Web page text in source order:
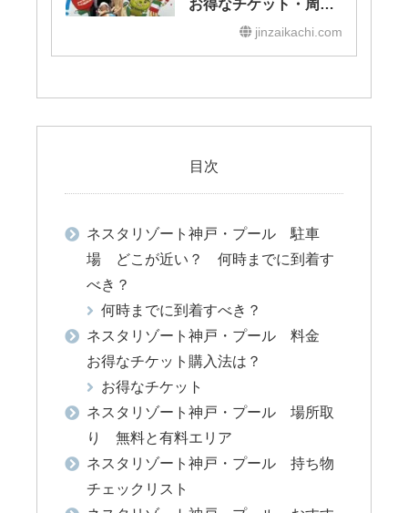
お得なチケット・周辺
グルメを解説！jinzaikachi.com
目次
ネスタリゾート神戸・プール 駐車
場 どこが近い？ 何時までに到着す
べき？
何時までに到着すべき？
ネスタリゾート神戸・プール 料金
お得なチケット購入法は？
お得なチケット
ネスタリゾート神戸・プール 場所取
り 無料と有料エリア
ネスタリゾート神戸・プール 持ち物
チェックリスト